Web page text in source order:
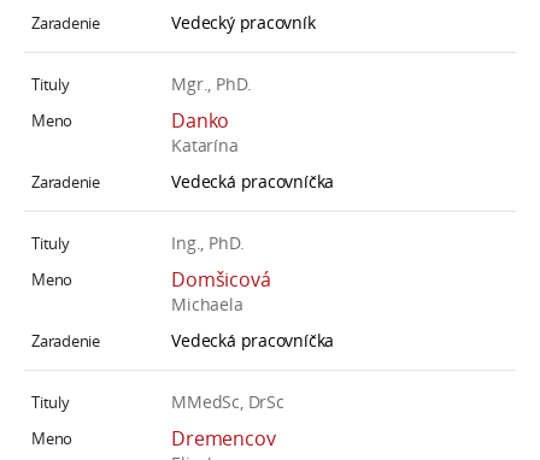
Vedecký pracovník
Mgr., PhD.
Danko
Katarína
Vedecká pracovníčka
Ing., PhD.
Domšicová
Michaela
Vedecká pracovníčka
MMedSc, DrSc
Dremencov